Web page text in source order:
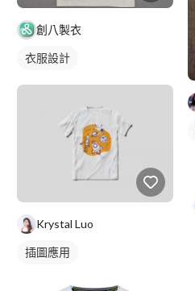
創八製衣
衣服設計
Krystal Luo
插圖應用